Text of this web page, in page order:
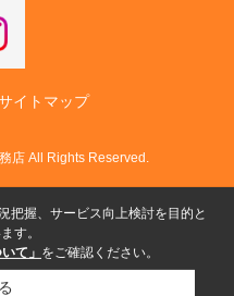
イトマップ
店 All Rights Reserved.
把握、サービス向上検討を目的と
す。
て」 をご確認ください。